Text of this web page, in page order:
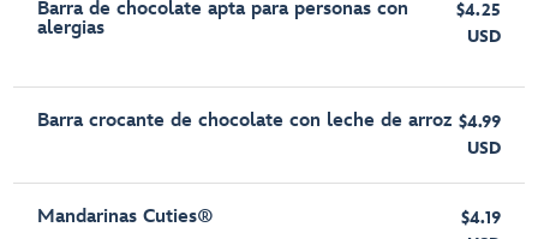
Barra de chocolate apta para personas con
alergias
$4.25
USD
Barra crocante de chocolate con leche de arroz $4.99
USD
Mandarinas Cuties®
$4.19